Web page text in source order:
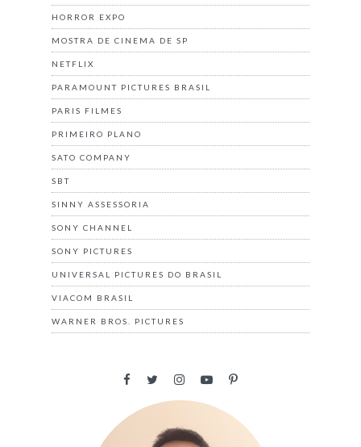
HORROR EXPO
MOSTRA DE CINEMA DE SP
NETFLIX
PARAMOUNT PICTURES BRASIL
PARIS FILMES
PRIMEIRO PLANO
SATO COMPANY
SBT
SINNY ASSESSORIA
SONY CHANNEL
SONY PICTURES
UNIVERSAL PICTURES DO BRASIL
VIACOM BRASIL
WARNER BROS. PICTURES